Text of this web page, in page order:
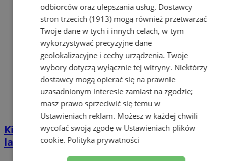
Kierował BMW mimo zakazu sądowego. 57-
latek zatrzymany w Zabrzu
odbiorców oraz ulepszania usług. Dostawcy
stron trzecich (1913)mogą również przetwarzać
Twoje dane w tych i innych celach, w tym
wykorzystywać precyzyjne dane
geolokalizacyjne i cechy urządzenia. Twoje
wybory dotyczą wyłącznie tej witryny. Niektórzy
dostawcy mogą opierać się na prawnie
uzasadnionym interesie zamiast na zgodzie;
masz prawo sprzeciwić się temu w
Ustawieniach reklam. Możesz w każdej chwili
wycofać swoją zgodę w Ustawieniach plików
cookie. Polityka prywatności